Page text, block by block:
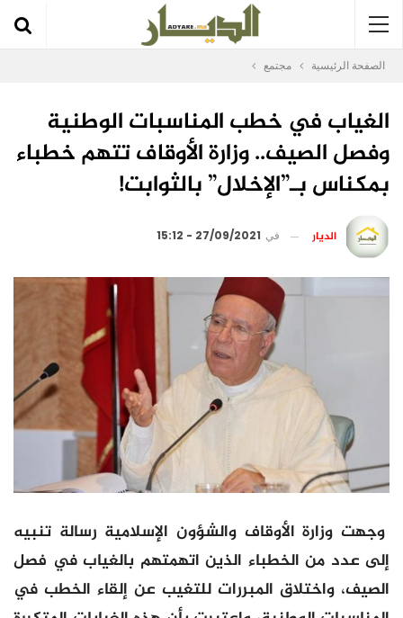
الصفحة الرئيسية مجتمع
الغياب في خطب المناسبات الوطنية
وفصل الصيف.. وزارة الأوقاف تتهم خطباء
بمكناس بـ”الإخلال” بالثوابت!
الديار في 27/09/2021 - 15:12
وجهت وزارة الأوقاف والشؤون الإسلامية رسالة تنبيه
إلى عدد من الخطباء الذين اتهمتهم بالغياب في فصل
الصيف، واختلاق المبررات للتغيب عن إلقاء الخطب في